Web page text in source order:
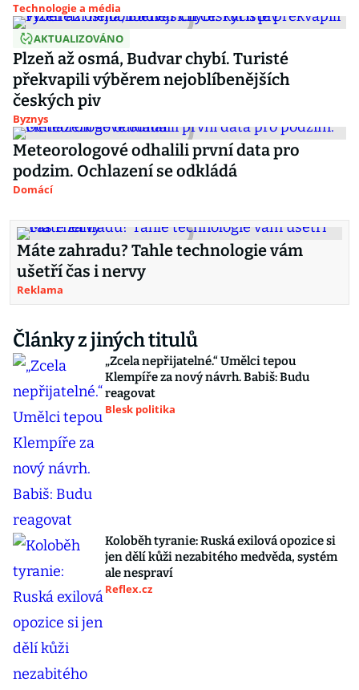
Technologie a média
AKTUALIZOVÁNO
Plzeň až osmá, Budvar chybí. Turisté
překvapili výběrem nejoblíbenějších
českých piv
Byznys
Meteorologové odhalili první data pro
podzim. Ochlazení se odkládá
Domácí
Máte zahradu? Tahle technologie vám
ušetří čas i nervy
Reklama
Články z jiných titulů
„Zcela nepřijatelné.“ Umělci tepou
Klempíře za nový návrh. Babiš: Budu
reagovat
Blesk politika
Koloběh tyranie: Ruská exilová opozice si
jen dělí kůži nezabitého medvěda, systém
ale nespraví
Reflex.cz